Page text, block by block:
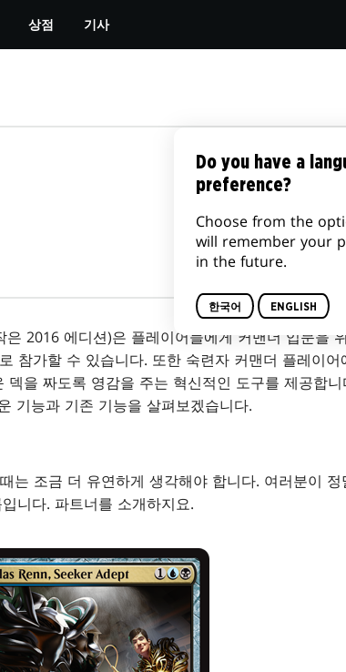
상점 기사
2016 에디션)은 플레이어들에게 커맨더 입문을
참가할 수 있습니다. 또한 숙련자 커맨더 플레이어
을 짜도록 영감을 주는 혁신적인 도구를 제공합
기능과 기존 기능을 살펴보겠습니다.
는 조금 더 유연하게 생각해야 합니다. 여러분이
니다. 파트너를 소개하지요.
Do you have a
preference?
Choose from the
will remember your
in the future.
한국어 ENGLISH